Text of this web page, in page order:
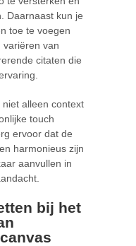
Daarnaast kun je
toe te voegen
variëren van
citaten die
alleen context
touch
ervoor dat de
harmonieus zijn
aanvullen in
bij het